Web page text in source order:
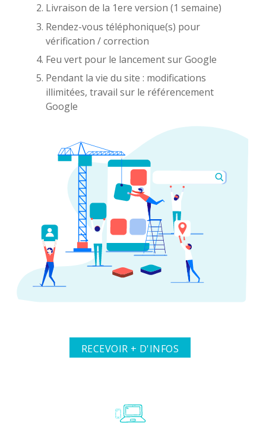
Livraison de la 1ere version (1 semaine)
Rendez-vous téléphonique(s) pour
vérification / correction
Feu vert pour le lancement sur Google
Pendant la vie du site : modifications
illimitées, travail sur le référencement
Google
RECEVOIR + D'INFOS